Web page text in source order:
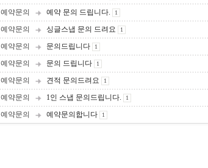
예약문의 예약 문의 드립니다. 1
예약문의 싱글스냅 문의 드려요 1
예약문의 문의드립니다 1
예약문의 문의 드립니다 1
예약문의 견적 문의드려요 1
예약문의 1인 스냅 문의드립니다. 1
예약문의 예약문의합니다 1